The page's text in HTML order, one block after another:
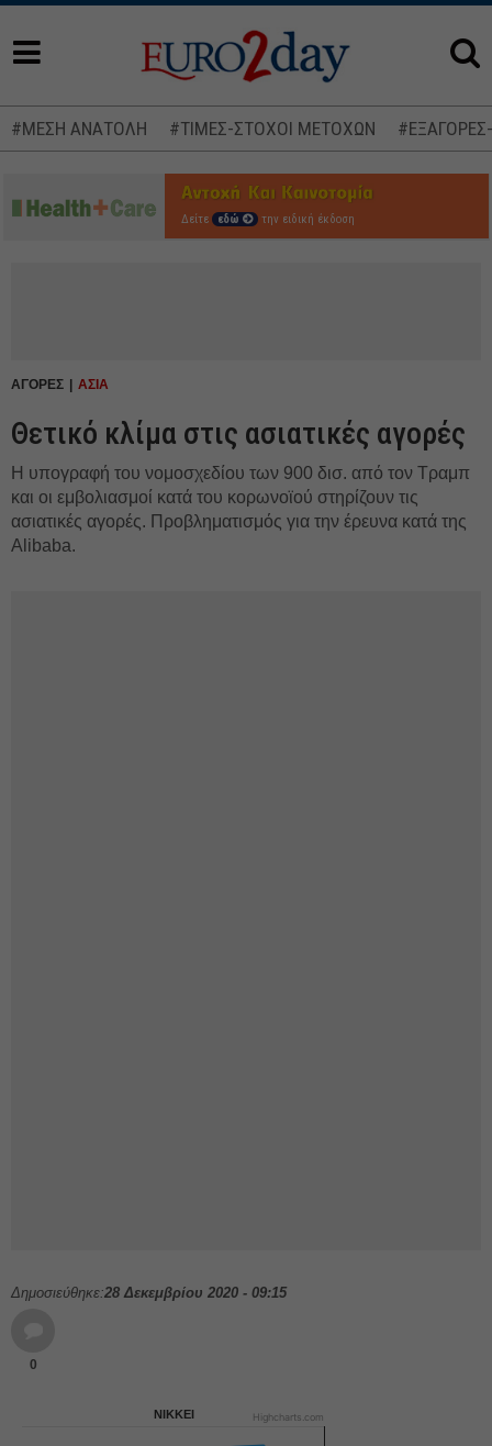
#ΜΕΣΗ ΑΝΑΤΟΛΗ #ΤΙΜΕΣ-ΣΤΟΧΟΙ ΜΕΤΟΧΩΝ
Δείτε εδώ την ειδική έκδοση
ΑΓΟΡΕΣ ΑΣΙΑ
Θετικό κλίμα στις ασιατικές αγορές
Η υπογραφή του νομοσχεδίου των 900 δισ. από τον Τραμπ
και οι εμβολιασμοί κατά του κορωνοϊού στηρίζουν τις
ασιατικές αγορές. Προβληματισμός για την έρευνα κατά της
Alibaba.
Δημοσιεύθηκε:28 Δεκεμβρίου 2020 - 09:15
0
NIKKEI Highcharts.com